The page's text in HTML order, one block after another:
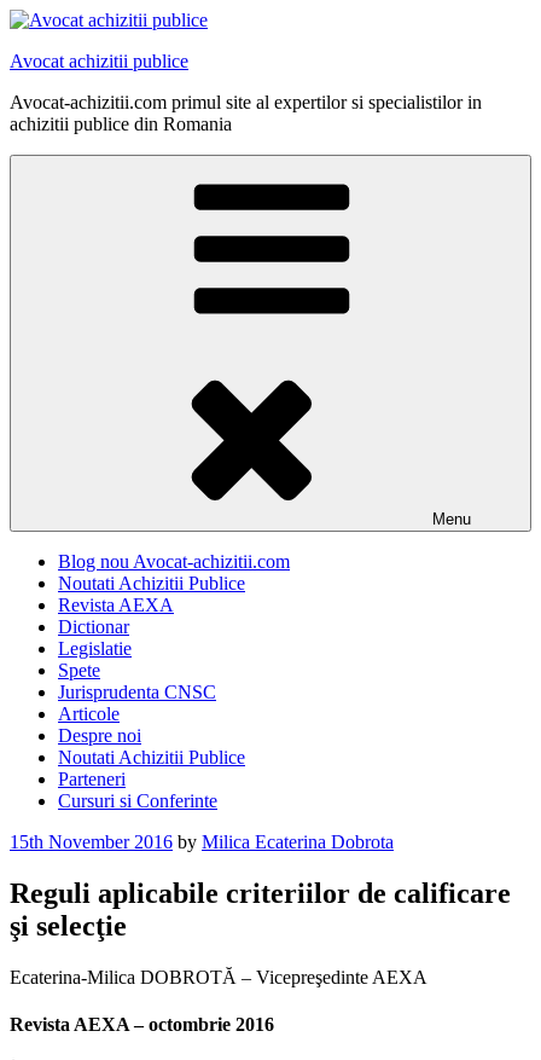
Skip
content
Avocat achizitii publice
Avocat-achizitii.com primul site al expertilor si specialistilor in
achizitii publice din Romania
Menu
Blog nou Avocat-achizitii.com
Noutati Achizitii Publice
Revista AEXA
Dictionar
Legislatie
Spete
Jurisprudenta CNSC
Articole
Despre noi
Noutati Achizitii Publice
Parteneri
Cursuri si Conferinte
Posted
15th November 2016 by Milica Ecaterina Dobrota
Reguli aplicabile criteriilor de calificare
şi selecţie
Ecaterina-Milica DOBROTĂ – Vicepreşedinte AEXA
Revista AEXA – octombrie 2016